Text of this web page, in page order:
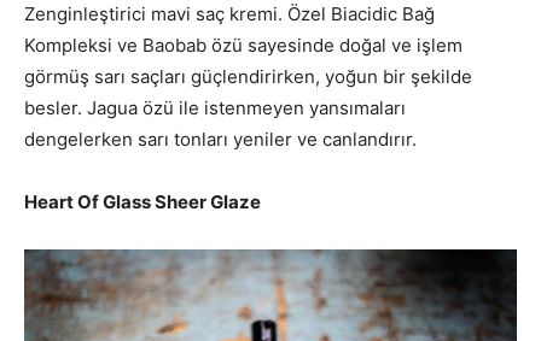
Zenginleştirici mavi saç kremi. Özel Biacidic Bağ
Kompleksi ve Baobab özü sayesinde doğal ve işlem
görmüş sarı saçları güçlendirirken, yoğun bir şekilde
besler. Jagua özü ile istenmeyen yansımaları
dengelerken sarı tonları yeniler ve canlandırır.
Heart Of Glass Sheer Glaze